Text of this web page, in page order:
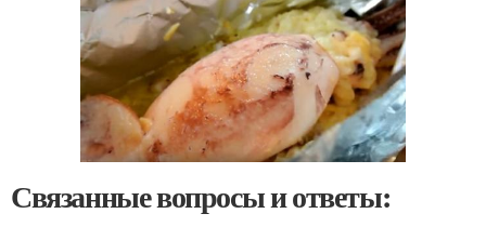
Связанные вопросы и ответы: